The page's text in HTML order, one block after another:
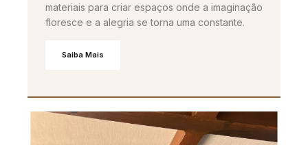
materiais para criar espaços onde a imaginação
floresce e a alegria se torna uma constante.
Saiba Mais